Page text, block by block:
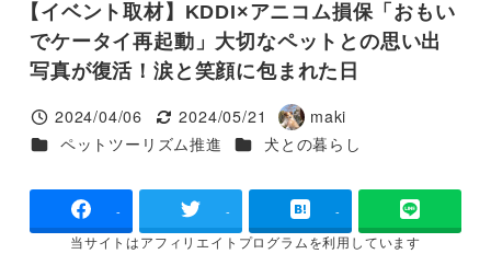
【イベント取材】KDDI×アニコム損保「おもい
でケータイ再起動」大切なペットとの思い出
写真が復活！涙と笑顔に包まれた日
投稿日
2024/04/06
更新日
2024/05/21
著
者
maki
カテゴリー
ペットツーリズム推進 カテゴリー
犬との暮らし
- - -
当サイトはアフィリエイトプログラムを利用しています